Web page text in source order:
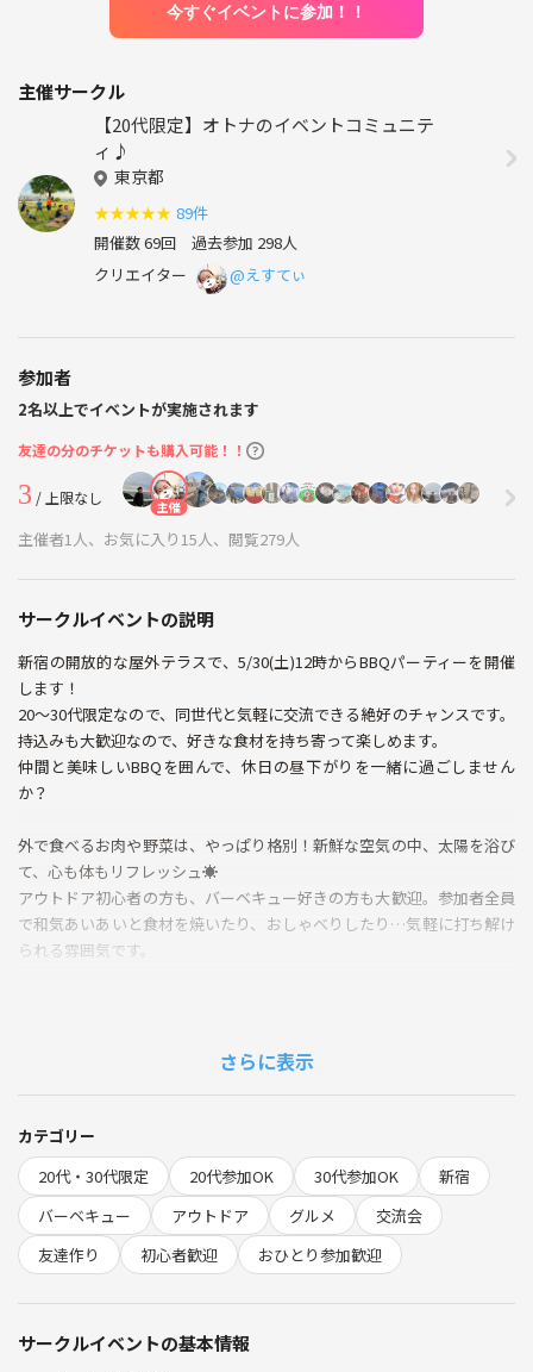
今すぐイベントに参加！！
主催サークル
【20代限定】オトナのイベントコミュニテ
ィ♪
東京都
★★★★★ 89件
開催数 69回 過去参加 298人
クリエイター
@えすてぃ
参加者
2名以上でイベントが実施されます
友達の分のチケットも購入可能！！
3 / 上限なし 主催
主催者1人、お気に入り15人、閲覧279人
サークルイベントの説明
新宿の開放的な屋外テラスで、5/30(土)12時からBBQパーティーを開催
します！
20〜30代限定なので、同世代と気軽に交流できる絶好のチャンスです。
持込みも大歓迎なので、好きな食材を持ち寄って楽しめます。
仲間と美味しいBBQを囲んで、休日の昼下がりを一緒に過ごしません
か？
外で食べるお肉や野菜は、やっぱり格別！新鮮な空気の中、太陽を浴び
て、心も体もリフレッシュ☀️
アウトドア初心者の方も、バーベキュー好きの方も大歓迎。参加者全員
で和気あいあいと食材を焼いたり、おしゃべりしたり…気軽に打ち解け
られる雰囲気です。
・アウトドアやBBQに興味がある
・おひとり参加でもOK、もちろん友人同士も大歓迎！
参加メリットを数字でご紹介します！
1. 開放的な新宿の屋外テラスで非日常体験
2. 持込み自由で自分流のBBQが楽しめる
3. 会話に困らない！みんなで準備や焼き方をシェア
さらに表示
カテゴリー
20代・30代限定
20代参加OK 30代参加OK
新宿
バーベキュー
アウトドア グルメ
交流会
友達作り
初心者歓迎 おひとり参加歓迎
サークルイベントの基本情報